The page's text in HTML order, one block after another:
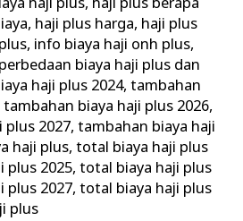
haji plus, haji plus berapa
, haji plus harga, haji plus
, info biaya haji onh plus,
perbedaan biaya haji plus dan
haji plus 2024,tambahan
tambahan biaya haji plus 2026,
plus 2027,tambahan biaya haji
haji plus,total biaya haji plus
plus 2025,total biaya haji plus
plus 2027,total biaya haji plus
plus